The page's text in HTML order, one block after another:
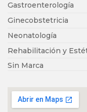
Gastroenterología
Ginecobstetricia
Neonatología
Rehabilitación y
Sin Marca